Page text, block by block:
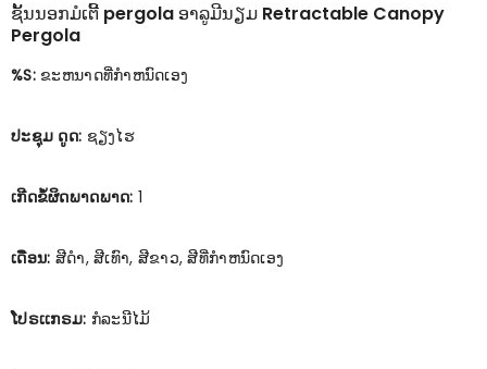
ຊັ້ນນອກມໍເຕີ້ pergola ອາລູມີນຽມ Retractable Canopy
Pergola
%S: ຂະຫນາດທີ່ກໍາຫນົດເອງ
ປະຊຸມ ດູດ: ຊຽງໄຮ
ເກີດຂໍ້ຜິດພາດພາດ: 1
ເດືອນ: ສີດໍາ, ສີເທົາ, ສີຂາວ, ສີທີ່ກໍາຫນົດເອງ
ໂປຣເເກຣມ: ກໍລະນີໄມ້